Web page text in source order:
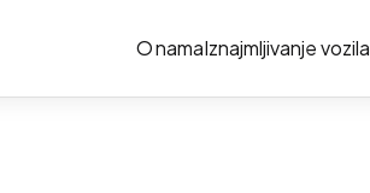
O namaIznajmljivanje vozila